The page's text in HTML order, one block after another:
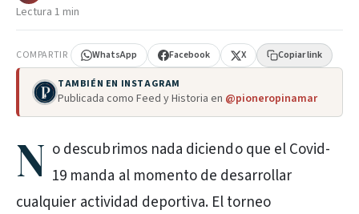
Lectura 1 min
COMPARTIR WhatsApp Facebook X Copiar link
TAMBIÉN EN INSTAGRAM
Publicada como Feed y Historia en @pioneropinamar
N o descubrimos nada diciendo que el Covid-
19 manda al momento de desarrollar
cualquier actividad deportiva. El torneo